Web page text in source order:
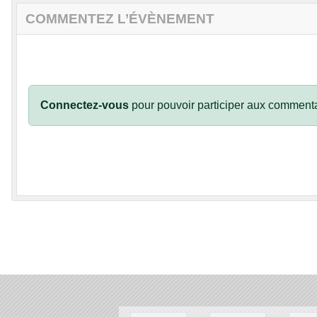
COMMENTEZ L’ÉVÈNEMENT
Connectez-vous pour pouvoir participer aux